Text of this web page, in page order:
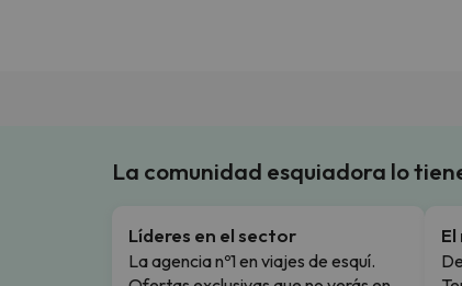
La comunidad esquiadora lo
Líderes en el sector
La agencia nº1 en viajes de esquí.